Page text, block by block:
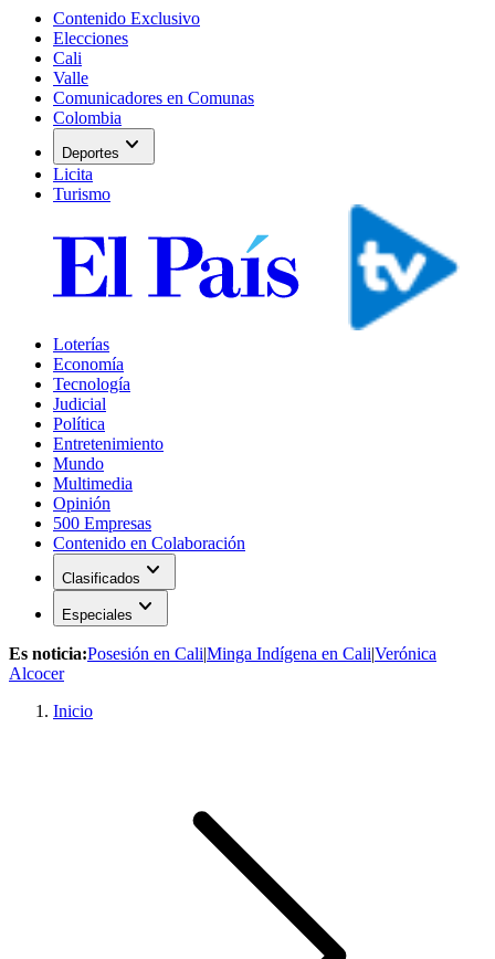
Contenido Exclusivo
Elecciones
Cali
Valle
Comunicadores en Comunas
Colombia
Deportes expand_more
Licita
Turismo
Loterías
Economía
Tecnología
Judicial
Política
Entretenimiento
Mundo
Multimedia
Opinión
500 Empresas
Contenido en Colaboración
Clasificados expand_more
Especiales expand_more
Es noticia:Posesión en Cali|Minga Indígena en Cali|Verónica
Alcocer
Inicio